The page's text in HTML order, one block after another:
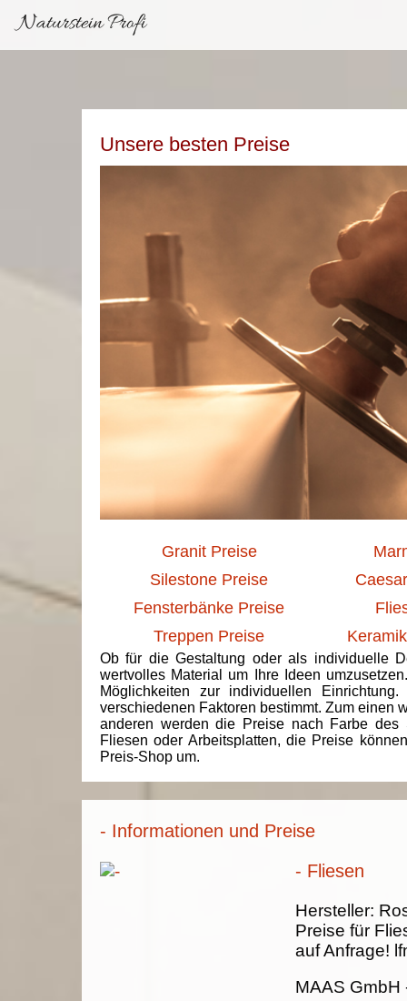
Naturstein Profi
Unsere besten Preise
Granit Preise
Silestone Preise
Fensterbänke Preise
Treppen Preise
Ob für die Gestaltung oder als individuelle
wertvolles Material um Ihre Ideen
Möglichkeiten zur individuellen
verschiedenen Faktoren bestimmt. Zum einen
anderen werden die Preise nach Farbe des
Fliesen oder Arbeitsplatten, die Preise
Preis-Shop um.
- Informationen und Preise
- Fliesen
Hersteller:
Preise für
auf Anfrage!
MAAS GmbH